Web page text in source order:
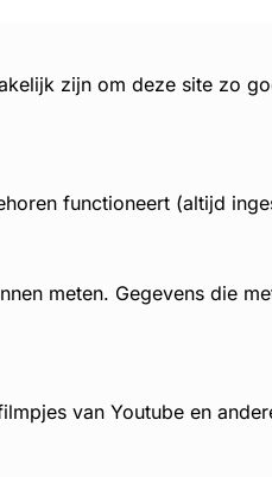
zijn om deze site zo
functioneert (altijd
meten. Gegevens die
van Youtube en